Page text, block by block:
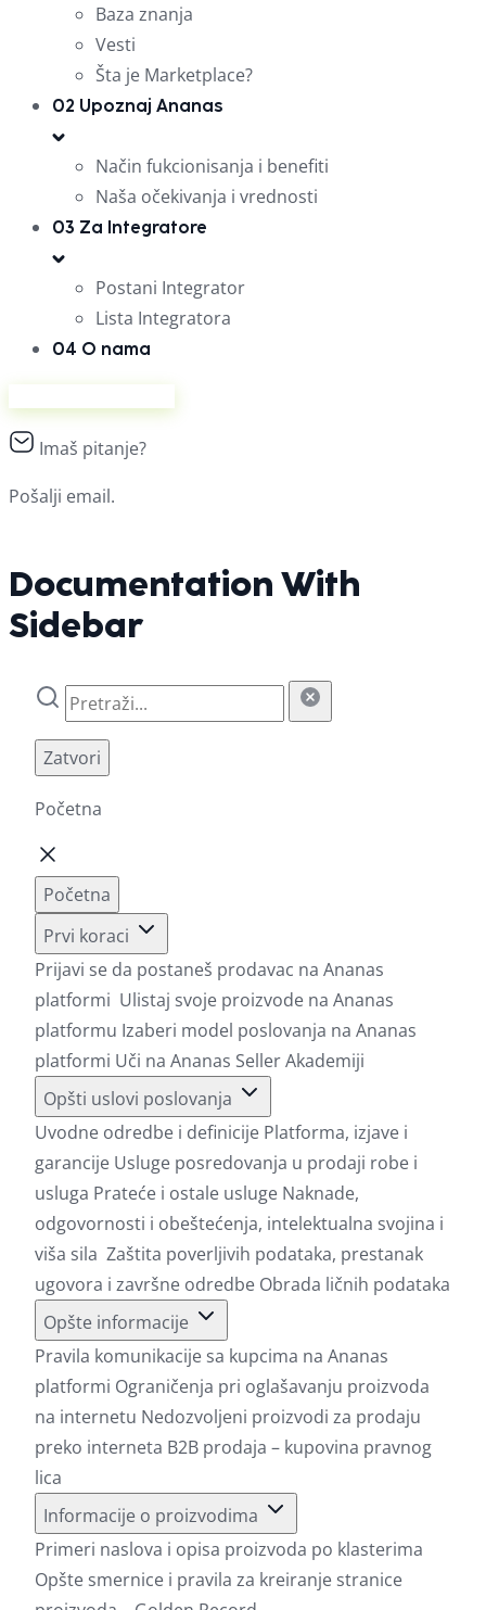
Baza znanja
Vesti
Šta je Marketplace?
02 Upoznaj Ananas
Način fukcionisanja i benefiti
Naša očekivanja i vrednosti
03 Za Integratore
Postani Integrator
Lista Integratora
04 O nama
Imaš pitanje?
Pošalji email.
Documentation With
Sidebar
Zatvori
Početna
Početna
Prvi koraci
Prijavi se da postaneš prodavac na Ananas
platformi Ulistaj svoje proizvode na Ananas
platformu Izaberi model poslovanja na Ananas
platformi Uči na Ananas Seller Akademiji
Opšti uslovi poslovanja
Uvodne odredbe i definicije Platforma, izjave i
garancije Usluge posredovanja u prodaji robe i
usluga Prateće i ostale usluge Naknade,
odgovornosti i obeštećenja, intelektualna svojina i
viša sila Zaštita poverljivih podataka, prestanak
ugovora i završne odredbe Obrada ličnih podataka
Opšte informacije
Pravila komunikacije sa kupcima na Ananas
platformi Ograničenja pri oglašavanju proizvoda
na internetu Nedozvoljeni proizvodi za prodaju
preko interneta B2B prodaja – kupovina pravnog
lica
Informacije o proizvodima
Primeri naslova i opisa proizvoda po klasterima
Opšte smernice i pravila za kreiranje stranice